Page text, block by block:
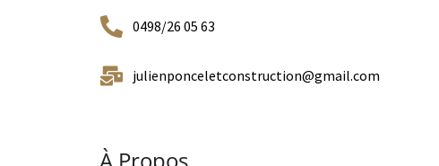
0498/26 05 63
julienponceletconstruction@gmail.com